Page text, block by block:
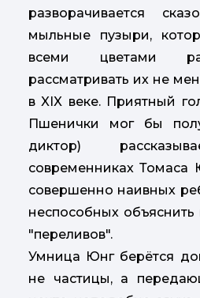
разворачивается
мыльные пузыри,
всеми цветами
рассматривать их не
в XIX веке. Приятный
Пшенички мог бы
диктор)
современниках
совершенно наивных
неспособных
"пере­ливов".
Умница Юнг берётся
не частицы, а